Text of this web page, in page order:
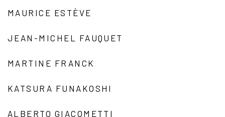
MAURICE ESTÈVE
JEAN-MICHEL FAUQUET
MARTINE FRANCK
KATSURA FUNAKOSHI
ALBERTO GIACOMETTI